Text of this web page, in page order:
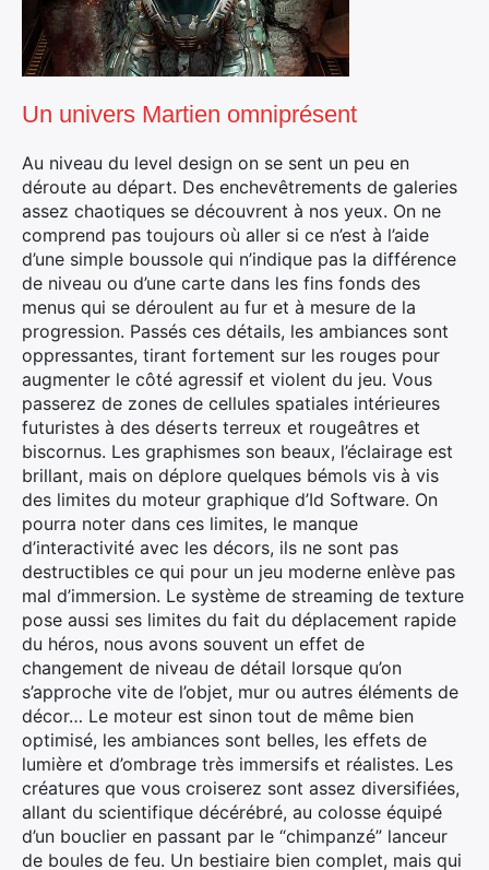
Un univers Martien omniprésent
Au niveau du level design on se sent un peu en
déroute au départ. Des enchevêtrements de galeries
assez chaotiques se découvrent à nos yeux. On ne
comprend pas toujours où aller si ce n’est à l’aide
d’une simple boussole qui n’indique pas la différence
de niveau ou d’une carte dans les fins fonds des
menus qui se déroulent au fur et à mesure de la
progression. Passés ces détails, les ambiances sont
oppressantes, tirant fortement sur les rouges pour
augmenter le côté agressif et violent du jeu. Vous
passerez de zones de cellules spatiales intérieures
futuristes à des déserts terreux et rougeâtres et
biscornus. Les graphismes son beaux, l’éclairage est
brillant, mais on déplore quelques bémols vis à vis
des limites du moteur graphique d’Id Software. On
pourra noter dans ces limites, le manque
d’interactivité avec les décors, ils ne sont pas
destructibles ce qui pour un jeu moderne enlève pas
mal d’immersion. Le système de streaming de texture
pose aussi ses limites du fait du déplacement rapide
du héros, nous avons souvent un effet de
changement de niveau de détail lorsque qu’on
s’approche vite de l’objet, mur ou autres éléments de
décor… Le moteur est sinon tout de même bien
optimisé, les ambiances sont belles, les effets de
lumière et d’ombrage très immersifs et réalistes. Les
créatures que vous croiserez sont assez diversifiées,
allant du scientifique décérébré, au colosse équipé
d’un bouclier en passant par le “chimpanzé” lanceur
de boules de feu. Un bestiaire bien complet, mais qui